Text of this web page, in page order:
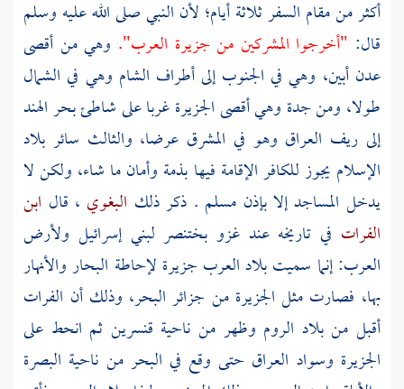
أكثر من مقام السفر ثلاثة أيام؛ لأن النبي صلى الله عليه وسلم
قال: "أخرجوا المشركين من جزيرة العرب". وهي من أقصى
عدنأبين، وهي في الجنوب إلى أطراف الشام وهي في الشمال
طولا، ومن جدة وهي أقصى الجزيرة غربا على شاطئ بحرالهند
إلى ريف العراق وهو في المشرق عرضا، والثالث سائر بلاد
الإسلام يجوز للكافر الإقامة فيها بذمة وأمان ما شاء، ولكن لا
يدخل المساجد إلا بإذن مسلم . ذكر ذلك البغوي ، قال ابن
الفرات في تاريخه عند غزو بختنصر لبني إسرائيل ولأرض
العرب: إنما سميت بلاد العرب جزيرة لإحاطة البحار والأنهار
بها، فصارت مثل الجزيرة من جزائر البحر، وذلك أن الفرات
أقبل من بلاد الروم وظهر من ناحية قنسرين ثم انحط على
الجزيرة وسواد العراق حتى وقع في البحر من ناحية البصرة